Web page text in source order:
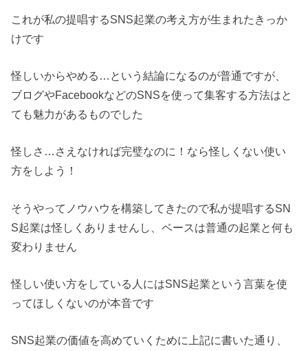
これが私の提唱するSNS起業の考え方が生まれたきっか
けです
怪しいからやめる…という結論になるのが普通ですが、
ブログやFacebookなどのSNSを使って集客する方法はと
ても魅力があるものでした
怪しさ…さえなければ完璧なのに！なら怪しくない使い
方をしよう！
そうやってノウハウを構築してきたので私が提唱するSN
S起業は怪しくありませんし、ベースは普通の起業と何も
変わりません
怪しい使い方をしている人にはSNS起業という言葉を使
ってほしくないのが本音です
SNS起業の価値を高めていくために上記に書いた通り、